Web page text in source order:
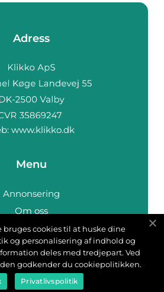
Adress
www.klikko.dk
Menu
Annonsering
Om oss
Cookies
Kontakta oss
Sitemap
bruges cookies til at huske dine
og personalisering af indhold og
deles med tredjepart. Ved
godkender du cookiepolitikken.
Privatlivspolitik